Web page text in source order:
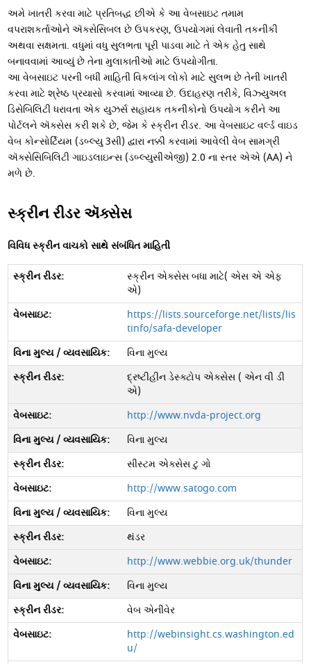
અમે ખાતરી કરવા માટે પ્રતિબદ્ધ છીએ કે આ વેબસાઇટ તમામ
વપરાશકર્તાઓને ઍક્સેસિબલ છે ઉપકરણ, ઉપયોગમાં લેવાતી તકનીકી
અથવા સક્ષમતા. વધુમાં વધુ સુલભતા પૂરી પાડવા માટે તે એક હેતુ સાથે
બનાવવામાં આવ્યું છે તેના મુલાકાતીઓ માટે ઉપયોગીતા.
આ વેબસાઇટ પરની બધી માહિતી વિકલાંગ લોકો માટે સુલભ છે તેની ખાતરી
કરવા માટે શ્રેષ્ઠ પ્રયાસો કરવામાં આવ્યા છે. ઉદાહરણ તરીકે, વિઝ્યુઅલ
ડિસેબિલિટી ધરાવતા એક યુઝર્સ સહાયક તકનીકોનો ઉપયોગ કરીને આ
પોર્ટલને ઍક્સેસ કરી શકે છે, જેમ કે સ્ક્રીન રીડર. આ વેબસાઇટ વર્લ્ડ વાઇડ
વેબ કોન્સોર્ટિયમ (ડબ્લ્યુ 3સી) દ્વારા નક્કી કરવામાં આવેલી વેબ સામગ્રી
ઍક્સેસિબિલિટી ગાઇડલાઇન્સ (ડબ્લ્યુસીએજી) 2.0 ના સ્તર એએ (AA) ને
મળે છે.
સ્ક્રીન રીડર ઍક્સેસ
વિવિધ સ્ક્રીન વાચકો સાથે સંબંધિત માહિતી
સ્ક્રીન એક્સેસ બધા માટે( એસ એ એફ
એ)
https://lists.sourceforge.net/lists/lis
tinfo/safa-developer
વિના મુલ્ય
દ્રષ્ટીહીન ડેસ્ક્ટોપ એક્સેસ ( એન વી ડી
એ)
http://www.nvda-project.org
વિના મુલ્ય
સીસ્ટમ એક્સેસ ટુ ગો
http://www.satogo.com
વિના મુલ્ય
થંડર
http://www.webbie.org.uk/thunder
વિના મુલ્ય
વેબ એનીવેર
http://webinsight.cs.washington.ed
u/